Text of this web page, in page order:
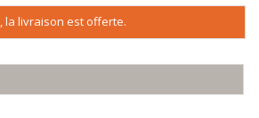
, la livraison est offerte.